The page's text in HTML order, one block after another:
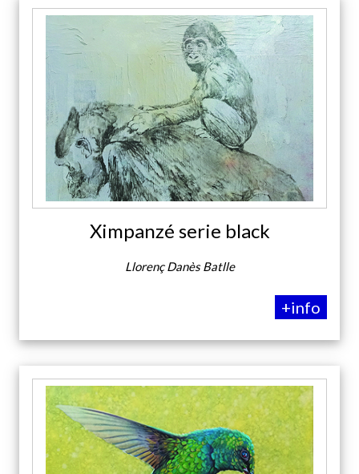
Ximpanzé serie black
Llorenç Danès Batlle
+info